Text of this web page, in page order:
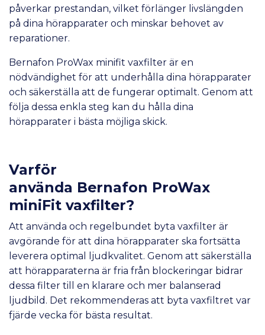
påverkar prestandan, vilket förlänger livslängden
på dina hörapparater och minskar behovet av
reparationer.
Bernafon ProWax minifit vaxfilter är en
nödvändighet för att underhålla dina hörapparater
och säkerställa att de fungerar optimalt. Genom att
följa dessa enkla steg kan du hålla dina
hörapparater i bästa möjliga skick.
Varför
använda Bernafon ProWax
miniFit vaxfilter?
Att använda och regelbundet byta vaxfilter är
avgörande för att dina hörapparater ska fortsätta
leverera optimal ljudkvalitet. Genom att säkerställa
att hörapparaterna är fria från blockeringar bidrar
dessa filter till en klarare och mer balanserad
ljudbild. Det rekommenderas att byta vaxfiltret var
fjärde vecka för bästa resultat.